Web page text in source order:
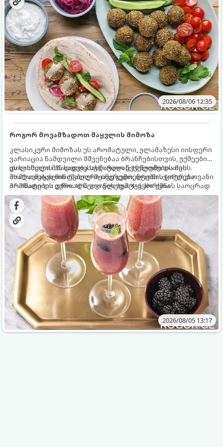
2026/08/06 12:35
როგორ მოვამზადოთ მაყვლის მიმოზა
კლასიკური მიმოზას ეს არომატული, ულამაზესი იისფერი
ვარიაცია ნამდვილი მშვენებაა ბრანჩებისთვის, უქმეების
დილისთვის ან სადღესასწაულო წვეულებებისთვის.
ახალი მაყვლის ტკბილ-მჟავე გემო, ლაიმის ციტრუსოვანი
არომატი და ცქრიალა ღვინის ბუშტუკები ქმნის საოცრად
დახვეწილ და მაგრილებელ კოქტეილს.
ეს სასმელი მზადდება სულ რაღაც 10 წუთში და მის
მომზადებას მინიმალური ინგრედიენტები სჭირდება.
მომზადების დრო: 10 წუთი ულუფა: 4–6 პორცია
2026/08/05 13:17